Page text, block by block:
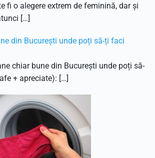
fi o alegere extrem de feminină, dar și
[…]
din București unde poți să-ți faci
chiar bune din București unde poți să-
+ apreciate): […]